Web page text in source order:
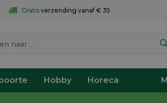
Gratis verzending vanaf € 35
Hobby Horeca